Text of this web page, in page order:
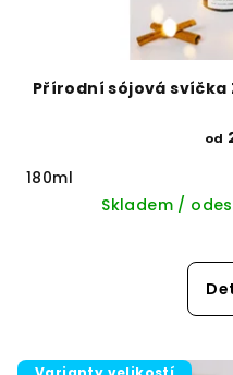
Přírodní sójová svíčka
od
180ml
Skladem /